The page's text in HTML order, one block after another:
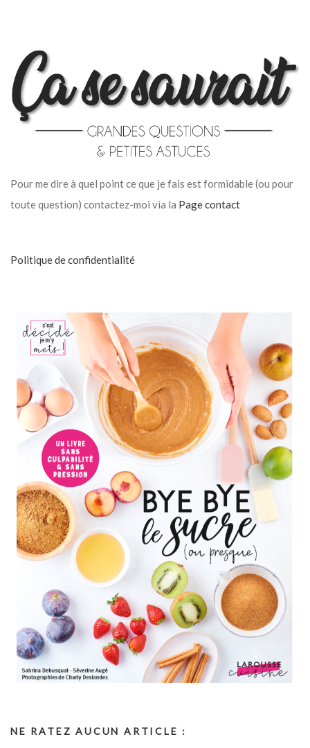
Pour me dire à quel point ce que je fais est formidable (ou pour
toute question) contactez-moi via la Page contact
Politique de confidentialité
NE RATEZ AUCUN ARTICLE :